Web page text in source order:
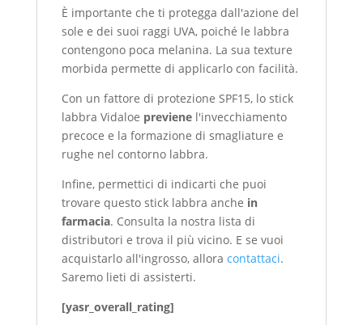
È importante che ti protegga dall'azione del
sole e dei suoi raggi UVA, poiché le labbra
contengono poca melanina. La sua texture
morbida permette di applicarlo con facilità.
Con un fattore di protezione SPF15, lo stick
labbra Vidaloe previenel'invecchiamento
precoce e la formazione di smagliature e
rughe nel contorno labbra.
Infine, permettici di indicarti che puoi
trovare questo stick labbra anche in
farmacia. Consulta la nostra lista di
distributori e trova il più vicino. E se vuoi
acquistarlo all'ingrosso, allora contattaci.
Saremo lieti di assisterti.
[yasr_overall_rating]